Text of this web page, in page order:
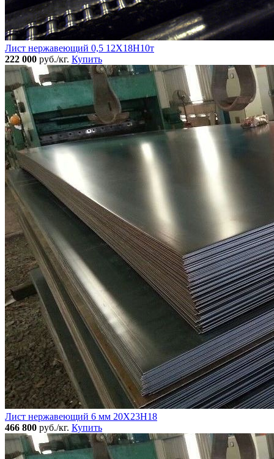
Лист нержавеющий 0,5 12Х18Н10т
222 000 руб./кг. Купить
Лист нержавеющий 6 мм 20Х23Н18
466 800 руб./кг. Купить